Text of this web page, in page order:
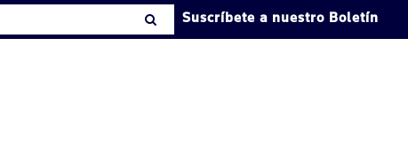
Suscríbete a nuestro Boletín